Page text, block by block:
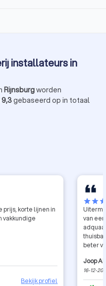
installateurs in
Rijnsburgworden
9,3gebaseerd op in totaal
prijs, korte lijnen in
vakkundige
Bekijk profiel
starstar
van
beter
ook die klus
Joop
16-12-